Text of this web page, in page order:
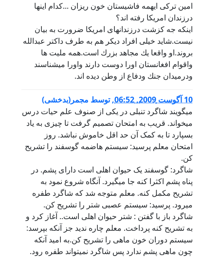
امين تركى ايهمه فاشيستان خون ريزان ...كدام اينها
درزندان امريكا رفته اند؟
اينكه جه كزشت درزندانهاى امريكا ضرورت به بيان
نيست.شايد خيلى افراد ديكر هم به طرف داكتر عبدالله
بروند.او واقعا يك مجاهد بزرك است.همه مليت ها
واقوام افغانستان اورا دوست دارند واورا ميشناسند
ودرميدان جنك ودفاع از وطن ديده اند.
10 آگوست 2009, 06:52 ,توسط مجمر(بدخشی)
میگویند شاگرد تنبلی در یکی از صنوف علم حیات درس
میخواند. قریب به امتحان تصمیم گرفت تا چیزی به یاد
بسپارد تا به کمک آن حد اقل خاموش نباشد. روز
امتحان معلم پرسید: سیستم هاضمه گوسفند را تشریح
کن.
شاگرد: گوسفند یک حیوان اهلی است دارای پشم. در
پناه پشم اکثرا کنه جا میگیرد. آنگاه شروع نمود به
تشریح مکمل کنه. معلم متوجه شد که شاگرد طفره
میرود. پرسید: سیستم عصبی شتر را تشریح کن.
شاگرد باز با گفتن : شتر حیوان اهلی است.. آغاز کرد و
به تشریح کنه پرداخت. معلم چاره ندید جز آنکه بپرسد:
سیستم دوران خون ماهی را تشریح کن.به امید آنکه
چون ماهی پشم ندارد پس شاگرد نمیتواند طفره رود.